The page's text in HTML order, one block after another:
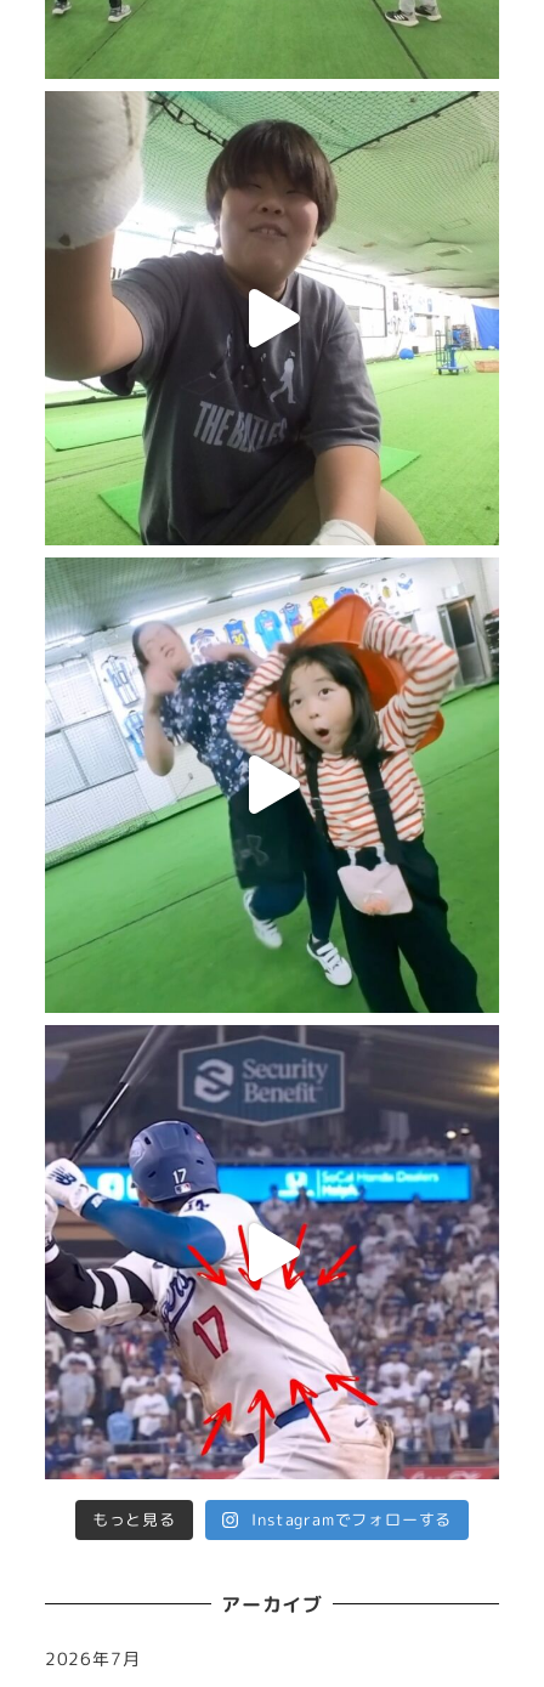
もっと見る Instagramでフォローする
アーカイブ
2026年7月